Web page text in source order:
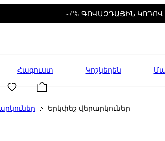
-7% ԳՈՎԱԶԴԱՅԻՆ
Հագուստ Կոշկեղեն
Երկփեշ վերարկուներ